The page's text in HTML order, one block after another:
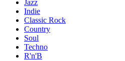
Jazz
Indie
Classic Rock
Country
Soul
Techno
R'n'B